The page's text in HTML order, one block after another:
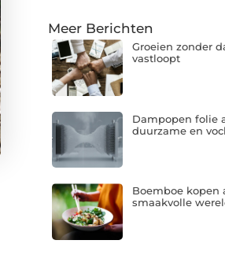
Meer Berichten
Groeien zonder
vastloopt
Dampopen folie
duurzame en
Boemboe kopen
smaakvolle